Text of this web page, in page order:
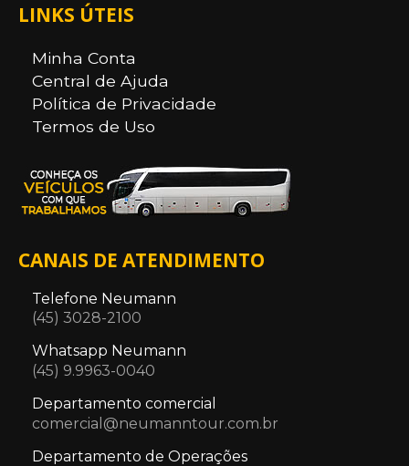
LINKS ÚTEIS
Minha Conta
Central de Ajuda
Política de Privacidade
Termos de Uso
CANAIS DE ATENDIMENTO
Telefone Neumann
(45) 3028-2100
Whatsapp Neumann
(45) 9.9963-0040
Departamento comercial
comercial@neumanntour.com.br
Departamento de Operações